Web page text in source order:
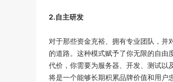
2.自主研发
对于那些资金充裕、拥有专业团队，
的道路。这种模式赋予了你无限的自
代价，你需要为服务器、开发、测试以
将是一个能够长期积累品牌价值和用户